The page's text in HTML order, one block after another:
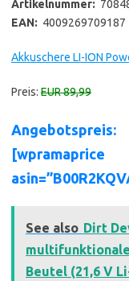
Artikelnummer:
EAN: 4009269709187
Akkuschere LI-ION
Preis: EUR 89,99
Angebotspreis:
[wpramaprice
See also Dirt
Beutel (21,6 V